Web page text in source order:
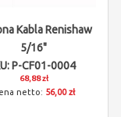
Kabla Renishaw
5/16"
P-CF01-0004
68,88 zł
56,00 zł